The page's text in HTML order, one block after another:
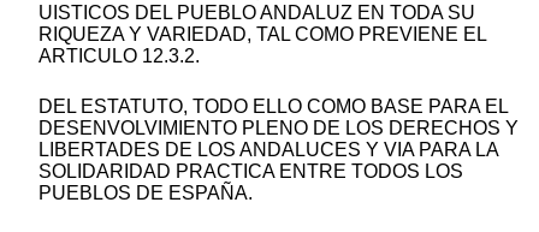
UISTICOS DEL PUEBLO ANDALUZ EN TODA SU
RIQUEZA Y VARIEDAD, TAL COMO PREVIENE EL
ARTICULO 12.3.2.
DEL ESTATUTO, TODO ELLO COMO BASE PARA EL
DESENVOLVIMIENTO PLENO DE LOS DERECHOS Y
LIBERTADES DE LOS ANDALUCES Y VIA PARA LA
SOLIDARIDAD PRACTICA ENTRE TODOS LOS
PUEBLOS DE ESPAÑA.